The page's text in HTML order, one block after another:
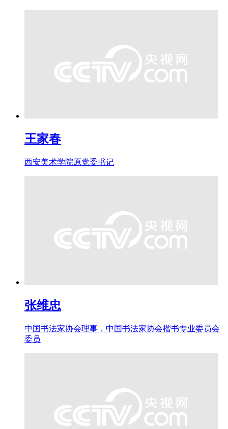
王家春
西安美术学院原党委书记
张维忠
中国书法家协会理事，中国书法家协会楷书专业委员会
委员